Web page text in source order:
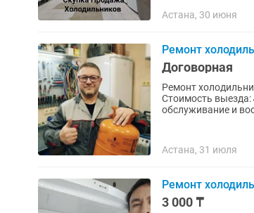
Астана, 30 июня
Ремонт
Договорная
Ремонт холодильников.
Стоимость выезда:
обслуживание и
Астана, 31 июля
Ремонт
3 000 ₸